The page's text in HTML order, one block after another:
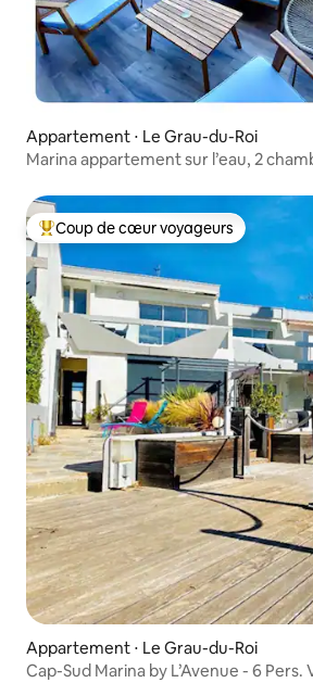
Appartement ⋅ Le Grau-du-Roi
Marina appartement sur l’eau, 2
Coups de cœur voyageurs les plus
Coup de cœur voyageurs
Appartement ⋅ Le Grau-du-Roi
Cap-Sud Marina by L’Avenue - 6 Pers.